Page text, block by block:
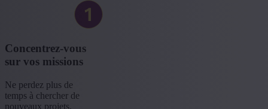
Concentrez-vous
sur vos missions
Ne perdez plus de
temps à chercher de
nouveaux projets.